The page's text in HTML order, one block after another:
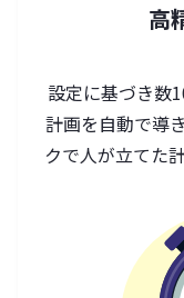
高
設定に基づき数
計画を自動で導
クで人が立てた